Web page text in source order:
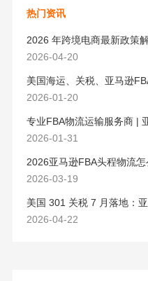
热门资讯
2026-04-20
2026-01-20
2026-01-31
2026-03-19
2026-04-22